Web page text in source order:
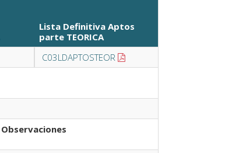
Lista Definitiva Aptos
parte TEORICA
C03LDAPTOSTEOR
Observaciones